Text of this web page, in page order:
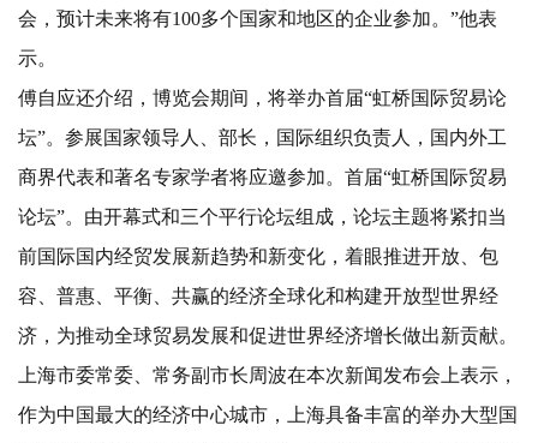
会，预计未来将有100多个国家和地区的企业参加。”他表
示。
傅自应还介绍，博览会期间，将举办首届“虹桥国际贸易论
坛”。参展国家领导人、部长，国际组织负责人，国内外工
商界代表和著名专家学者将应邀参加。首届“虹桥国际贸易
论坛”。由开幕式和三个平行论坛组成，论坛主题将紧扣当
前国际国内经贸发展新趋势和新变化，着眼推进开放、包
容、普惠、平衡、共赢的经济全球化和构建开放型世界经
济，为推动全球贸易发展和促进世界经济增长做出新贡献。
上海市委常委、常务副市长周波在本次新闻发布会上表示，
作为中国最大的经济中心城市，上海具备丰富的举办大型国